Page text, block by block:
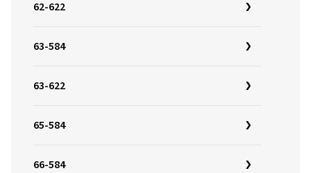
62-622
63-584
63-622
65-584
66-584